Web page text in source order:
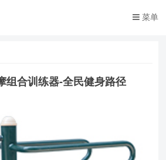
菜单
组合训练器-全民健身路径